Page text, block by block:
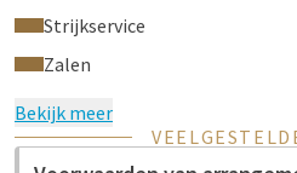
Strijkservice
Zalen
Bekijk meer